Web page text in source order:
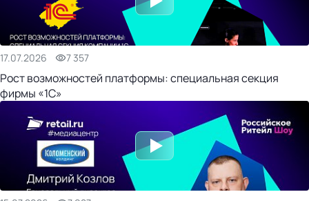
17.07.2026 7 357
Рост возможностей платформы: специальная секция
фирмы «1С»